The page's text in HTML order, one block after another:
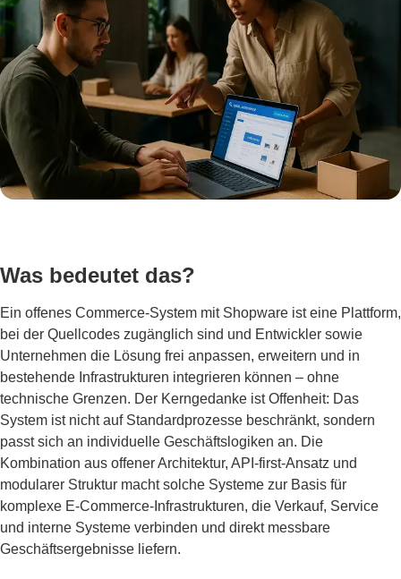
Was bedeutet das?
Ein offenes Commerce-System mit Shopware ist eine Plattform,
bei der Quellcodes zugänglich sind und Entwickler sowie
Unternehmen die Lösung frei anpassen, erweitern und in
bestehende Infrastrukturen integrieren können – ohne
technische Grenzen. Der Kerngedanke ist Offenheit: Das
System ist nicht auf Standardprozesse beschränkt, sondern
passt sich an individuelle Geschäftslogiken an. Die
Kombination aus offener Architektur, API-first-Ansatz und
modularer Struktur macht solche Systeme zur Basis für
komplexe E-Commerce-Infrastrukturen, die Verkauf, Service
und interne Systeme verbinden und direkt messbare
Geschäftsergebnisse liefern.